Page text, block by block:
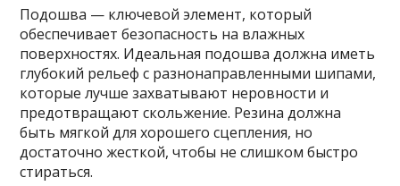
Подошва — ключевой элемент, который
обеспечивает безопасность на влажных
поверхностях. Идеальная подошва должна иметь
глубокий рельеф с разнонаправленными шипами,
которые лучше захватывают неровности и
предотвращают скольжение. Резина должна
быть мягкой для хорошего сцепления, но
достаточно жесткой, чтобы не слишком быстро
стираться.